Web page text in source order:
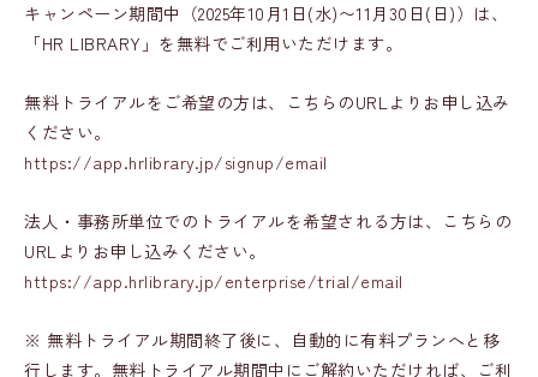
キャンペーン期間中（2025年10月1日(水)〜11月30日(日)）は、
「HR LIBRARY」を無料でご利用いただけます。
無料トライアルをご希望の方は、こちらのURLよりお申し込み
ください。
https://app.hrlibrary.jp/signup/email
法人・事務所単位でのトライアルを希望される方は、こちらの
URLよりお申し込みください。
https://app.hrlibrary.jp/enterprise/trial/email
※ 無料トライアル期間終了後に、自動的に有料プランへと移
行します。無料トライアル期間中にご解約いただければ、ご利